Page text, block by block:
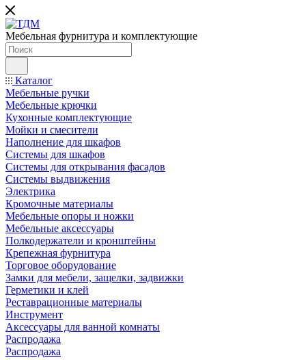
Мебельная фурнитура и комплектующие
Каталог
Мебельные ручки
Мебельные крючки
Кухонные комплектующие
Мойки и смесители
Наполнение для шкафов
Cистемы для шкафов
Системы для открывания фасадов
Системы выдвижения
Электрика
Кромочные материалы
Мебельные опоры и ножки
Мебельные аксессуары
Полкодержатели и кронштейны
Крепежная фурнитура
Торговое оборудование
Замки для мебели, защелки, задвижки
Герметики и клей
Реставрационные материалы
Инструмент
Аксессуары для ванной комнаты
Распродажа
Распродажа